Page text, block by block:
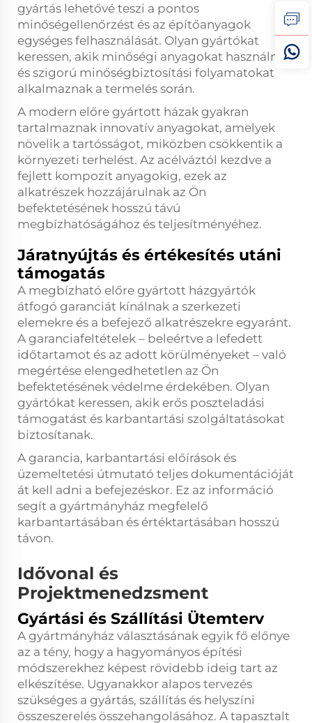
gyártás lehetővé teszi a pontos
minőségellenőrzést és az építőanyagok
egységes felhasználását. Olyan gyártókat
keressen, akik minőségi anyagokat használnak,
és szigorú minőségbiztosítási folyamatokat
alkalmaznak a termelés során.
A modern előre gyártott házak gyakran
tartalmaznak innovatív anyagokat, amelyek
növelik a tartósságot, miközben csökkentik a
környezeti terhelést. Az acélváztól kezdve a
fejlett kompozit anyagokig, ezek az
alkatrészek hozzájárulnak az Ön
befektetésének hosszú távú
megbízhatóságához és teljesítményéhez.
Járatnyújtás és értékesítés utáni
támogatás
A megbízható előre gyártott házgyártók
átfogó garanciát kínálnak a szerkezeti
elemekre és a befejező alkatrészekre egyaránt.
A garanciafeltételek – beleértve a lefedett
időtartamot és az adott körülményeket – való
megértése elengedhetetlen az Ön
befektetésének védelme érdekében. Olyan
gyártókat keressen, akik erős poszteladási
támogatást és karbantartási szolgáltatásokat
biztosítanak.
A garancia, karbantartási előírások és
üzemeltetési útmutató teljes dokumentációját
át kell adni a befejezéskor. Ez az információ
segít a gyártmányház megfelelő
karbantartásában és értéktartásában hosszú
távon.
Idővonal és
Projektmenedzsment
Gyártási és Szállítási Ütemterv
A gyártmányház választásának egyik fő előnye
az a tény, hogy a hagyományos építési
módszerekhez képest rövidebb ideig tart az
elkészítése. Ugyanakkor alapos tervezés
szükséges a gyártás, szállítás és helyszíni
összeszerelés összehangolásához. A tapasztalt